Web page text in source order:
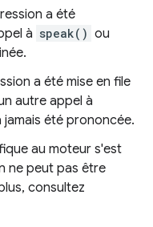
a été
à speak() ou
a été mise en file
autre appel à
jamais été prononcée.
au moteur s'est
ne peut pas être
consultez